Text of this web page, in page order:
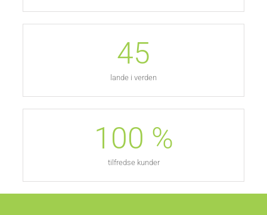
45
lande i verden
100 %
tilfredse kunder